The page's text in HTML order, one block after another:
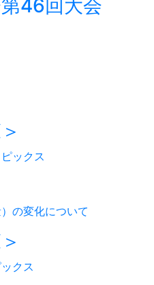
46回大会
ックス
の変化について
クス